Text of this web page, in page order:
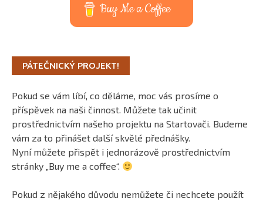
Buy Me a Coffee
PÁTEČNICKÝ PROJEKT!
Pokud se vám líbí, co děláme, moc vás prosíme o
příspěvek na naši činnost. Můžete tak učinit
prostřednictvím našeho projektu na Startovači. Budeme
vám za to přinášet další skvělé přednášky.
Nyní můžete přispět i jednorázově prostřednictvím
stránky „Buy me a coffee“.
Pokud z nějakého důvodu nemůžete či nechcete použít